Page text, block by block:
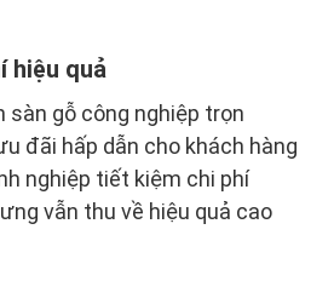
hiệu quả
sàn gỗ công nghiệp trọn
đãi hấp dẫn cho khách hàng
nghiệp tiết kiệm chi phí
vẫn thu về hiệu quả cao